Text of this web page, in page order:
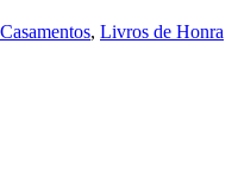
Casamentos, Livros de Honra